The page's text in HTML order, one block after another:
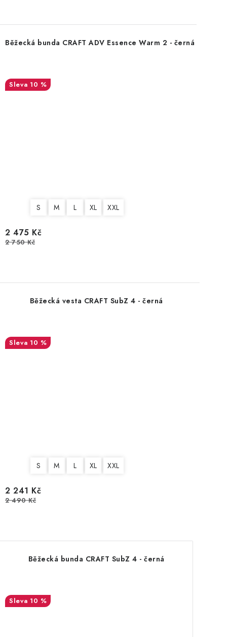
Běžecká bunda CRAFT ADV Essence Warm 2 - černá
10 %
S M L XL XXL
2 475 Kč
2 750 Kč
Běžecká vesta CRAFT SubZ 4 - černá
10 %
S M L XL XXL
2 241 Kč
2 490 Kč
Běžecká bunda CRAFT SubZ 4 - černá
10 %